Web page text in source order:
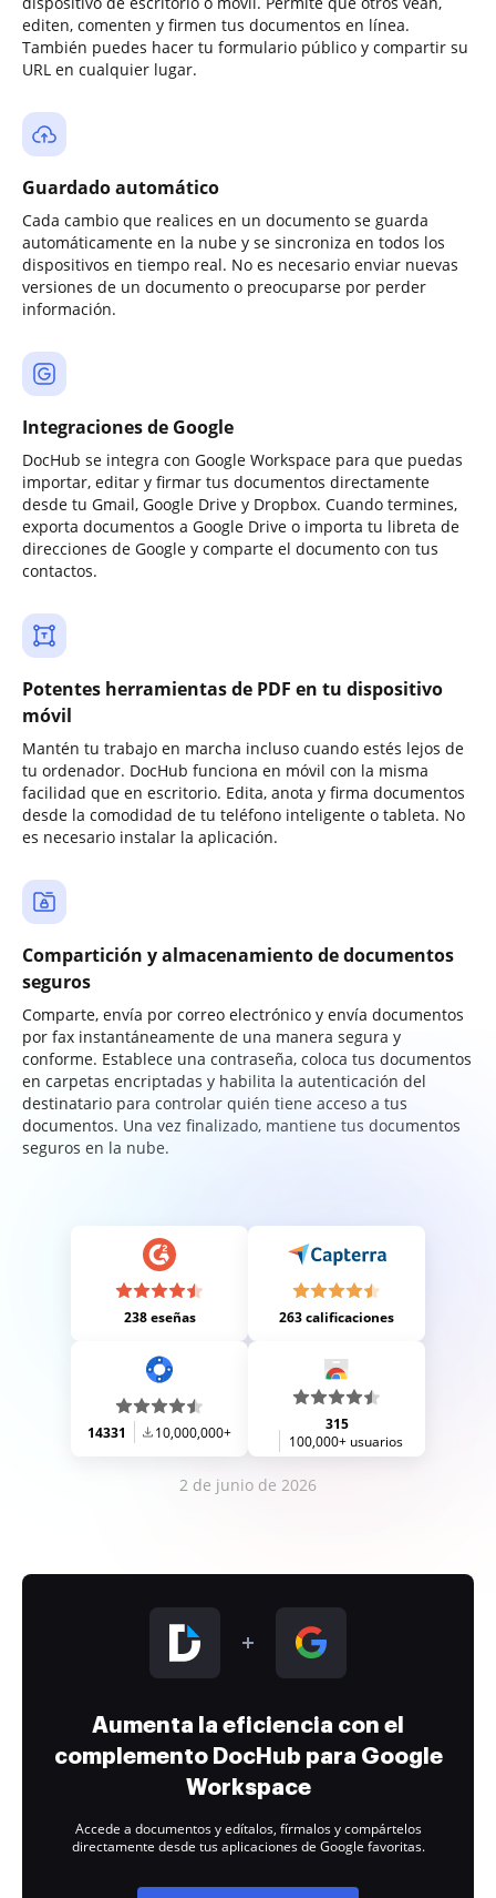
editen, comenten y firmen tus documentos en línea.
También puedes hacer tu formulario público y compartir su
URL en cualquier lugar.
Guardado automático
Cada cambio que realices en un documento se guarda
automáticamente en la nube y se sincroniza en todos los
dispositivos en tiempo real. No es necesario enviar nuevas
versiones de un documento o preocuparse por perder
información.
Integraciones de Google
DocHub se integra con Google Workspace para que puedas
importar, editar y firmar tus documentos directamente
desde tu Gmail, Google Drive y Dropbox. Cuando termines,
exporta documentos a Google Drive o importa tu libreta de
direcciones de Google y comparte el documento con tus
contactos.
Potentes herramientas de PDF en tu dispositivo
móvil
Mantén tu trabajo en marcha incluso cuando estés lejos de
tu ordenador. DocHub funciona en móvil con la misma
facilidad que en escritorio. Edita, anota y firma documentos
desde la comodidad de tu teléfono inteligente o tableta. No
es necesario instalar la aplicación.
Compartición y almacenamiento de documentos
seguros
Comparte, envía por correo electrónico y envía documentos
por fax instantáneamente de una manera segura y
conforme. Establece una contraseña, coloca tus documentos
en carpetas encriptadas y habilita la autenticación del
destinatario para controlar quién tiene acceso a tus
documentos. Una vez finalizado, mantiene tus documentos
seguros en la nube.
238 eseñas 263 calificaciones
14331 10,000,000+
315
100,000+ usuarios
2 de junio de 2026
Aumenta la eficiencia con el
complemento DocHub para Google
Workspace
Accede a documentos y edítalos, fírmalos y compártelos
directamente desde tus aplicaciones de Google favoritas.